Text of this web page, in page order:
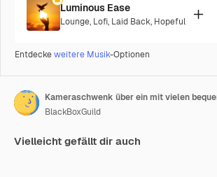
Luminous Ease
Lounge, Lofi, Laid Back, Hopeful
Entdeckeweitere Musik-Optionen
BlackBoxGuild
Vielleicht gefällt dir auch